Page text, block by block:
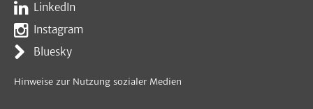
LinkedIn
Instagram
Bluesky
Hinweise zur Nutzung sozialer Medien